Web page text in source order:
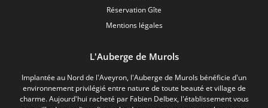
Réservation Gîte
Mentions légales
L'Auberge de Murols
Implantée au Nord de l’Aveyron, l’Auberge de Murols bénéficie d’un
environnement privilégié entre nature de toute beauté et village de
charme. Aujourd’hui racheté par Fabien Delbex, l’établissement vous